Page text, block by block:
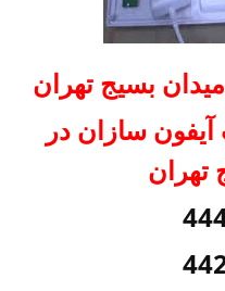
بسیج تهران
سازان در
تهران